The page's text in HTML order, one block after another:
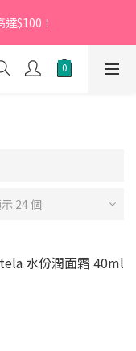
次下單輸入優惠碼
折$100！
首次下單輸入優惠碼
24 個